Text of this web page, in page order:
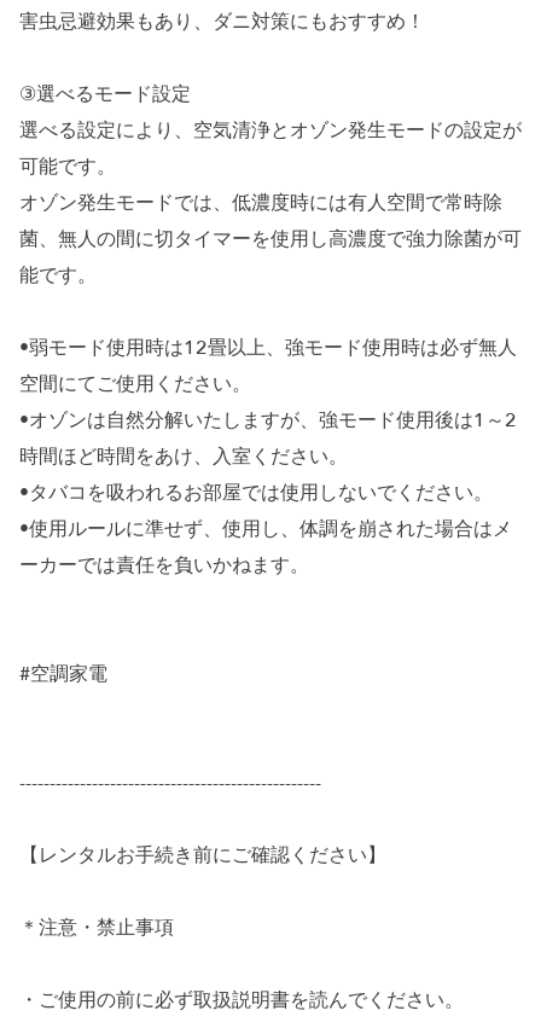
害虫忌避効果もあり、ダニ対策にもおすすめ！
③選べるモード設定
選べる設定により、空気清浄とオゾン発生モードの設定が
可能です。
オゾン発生モードでは、低濃度時には有人空間で常時除
菌、無人の間に切タイマーを使用し高濃度で強力除菌が可
能です。
•弱モード使用時は12畳以上、強モード使用時は必ず無人
空間にてご使用ください。
•オゾンは自然分解いたしますが、強モード使用後は1～2
時間ほど時間をあけ、入室ください。
•タバコを吸われるお部屋では使用しないでください。
•使用ルールに準せず、使用し、体調を崩された場合はメ
ーカーでは責任を負いかねます。
#空調家電
--------------------------------------------------
【レンタルお手続き前にご確認ください】
＊注意・禁止事項
・ご使用の前に必ず取扱説明書を読んでください。